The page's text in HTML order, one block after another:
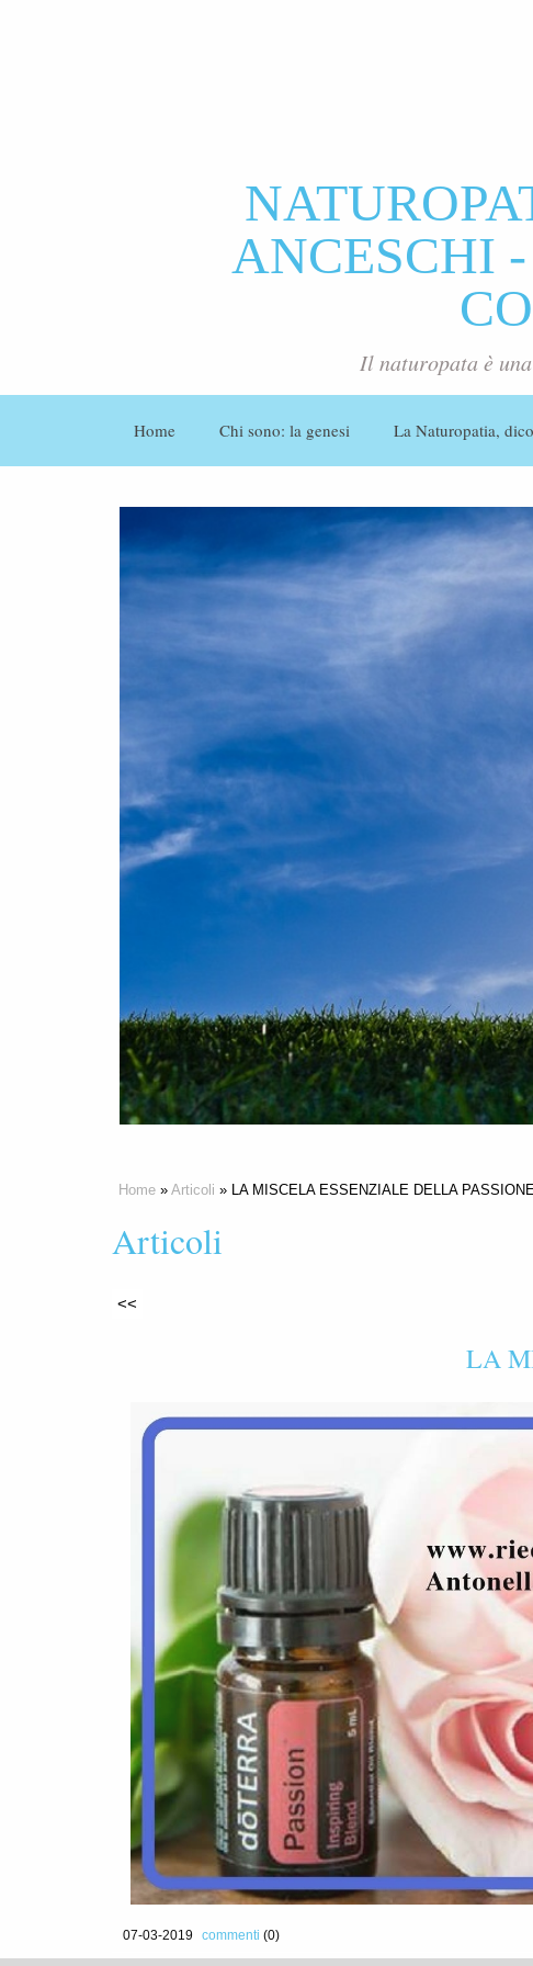
ANCESCHI
Il naturopata è
Home Chi sono: la genesi La Naturopatia,
Home » Articoli » LA MISCELA ESSENZIALE DELLA
Articoli
<<
LA
07-03-2019 commenti (0)